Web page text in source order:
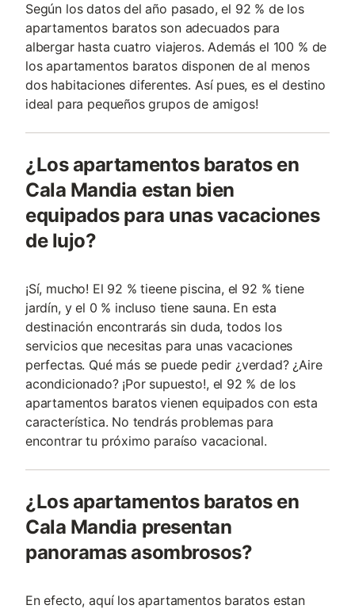
Según los datos del año pasado, el 92 % de los
apartamentos baratos son adecuados para
albergar hasta cuatro viajeros. Además el 100 % de
los apartamentos baratos disponen de al menos
dos habitaciones diferentes. Así pues, es el destino
ideal para pequeños grupos de amigos!
¿Los apartamentos baratos en
Cala Mandia estan bien
equipados para unas vacaciones
de lujo?
¡Sí, mucho! El 92 % tieene piscina, el 92 % tiene
jardín, y el 0 % incluso tiene sauna. En esta
destinación encontrarás sin duda, todos los
servicios que necesitas para unas vacaciones
perfectas. Qué más se puede pedir ¿verdad? ¿Aire
acondicionado? ¡Por supuesto!, el 92 % de los
apartamentos baratos vienen equipados con esta
característica. No tendrás problemas para
encontrar tu próximo paraíso vacacional.
¿Los apartamentos baratos en
Cala Mandia presentan
panoramas asombrosos?
En efecto, aquí los apartamentos baratos estan